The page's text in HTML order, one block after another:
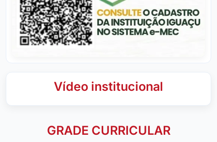
Vídeo institucional
GRADE CURRICULAR